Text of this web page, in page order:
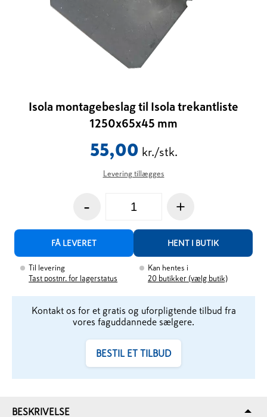
Isola montagebeslag til Isola trekantliste
1250x65x45 mm
55,00 kr./stk.
Levering tillægges
- +
FÅ LEVERET HENT I BUTIK
Til levering
Tast postnr. for lagerstatus
Kan hentes i
20 butikker (vælg butik)
Kontakt os for et gratis og uforpligtende tilbud fra
vores faguddannede sælgere.
BESTIL ET TILBUD
BESKRIVELSE